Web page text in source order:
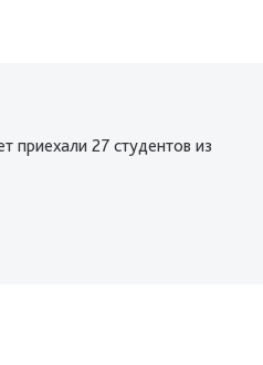
приехали 27 студентов из